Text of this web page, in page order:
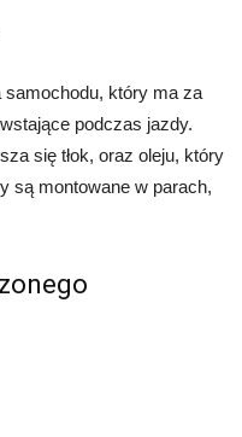
który ma za
podczas jazdy.
się tłok, oraz oleju, który
są montowane w parach,